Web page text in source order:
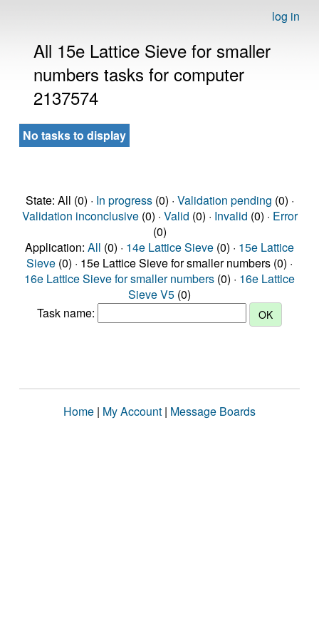
log in
All 15e Lattice Sieve for smaller
numbers tasks for computer
2137574
No tasks to display
State: All (0) · In progress(0) · Validation pending (0) ·
Validation inconclusive(0) · Valid (0) · Invalid (0) · Error
(0)
Application: All (0) · 14e Lattice Sieve (0) · 15e Lattice
Sieve (0) · 15e Lattice Sieve for smaller numbers (0) ·
16e Lattice Sieve for smaller numbers (0) · 16e Lattice
Sieve V5 (0)
Task name:
Home | My Account | Message Boards